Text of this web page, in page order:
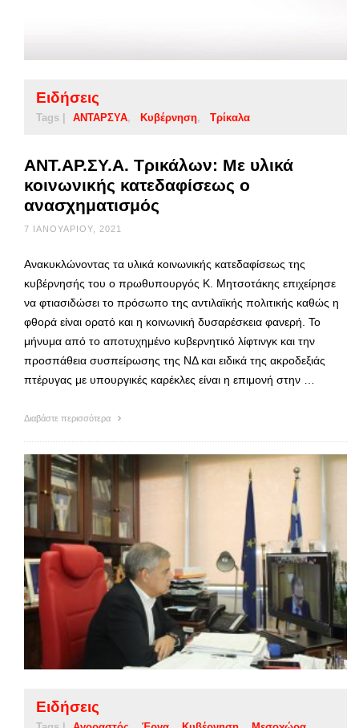
Ειδήσεις
Tags | ΑΝΤΑΡΣΥΑ Κυβέρνηση Τρίκαλα
ΑΝΤ.ΑΡ.ΣΥ.Α. Τρικάλων: Με υλικά
κοινωνικής κατεδαφίσεως ο
ανασχηματισμός
7 ΙΑΝΟΥΑΡΊΟΥ, 2021
Ανακυκλώνοντας τα υλικά κοινωνικής κατεδαφίσεως της
κυβέρνησής του ο πρωθυπουργός Κ. Μητσοτάκης επιχείρησε
να φτιασιδώσει το πρόσωπο της αντιλαϊκής πολιτικής καθώς η
φθορά είναι ορατό και η κοινωνική δυσαρέσκεια φανερή. Το
μήνυμα από το αποτυχημένο κυβερνητικό λίφτινγκ και την
προσπάθεια συσπείρωσης της ΝΔ και ειδικά της ακροδεξιάς
πτέρυγας με υπουργικές καρέκλες είναι η επιμονή στην …
Διαβάστε περισσότερα
Ειδήσεις